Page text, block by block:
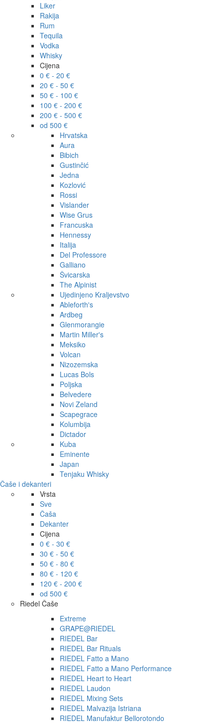
Liker
Rakija
Rum
Tequila
Vodka
Whisky
Cijena
0 € - 20 €
20 € - 50 €
50 € - 100 €
100 € - 200 €
200 € - 500 €
od 500 €
Hrvatska
Aura
Bibich
Gustinčić
Jedna
Kozlović
Rossi
Vislander
Wise Grus
Francuska
Hennessy
Italija
Del Professore
Galliano
Švicarska
The Alpinist
Ujedinjeno Kraljevstvo
Ableforth's
Ardbeg
Glenmorangie
Martin Miller's
Meksiko
Volcan
Nizozemska
Lucas Bols
Poljska
Belvedere
Novi Zeland
Scapegrace
Kolumbija
Dictador
Kuba
Eminente
Japan
Tenjaku Whisky
Čaše i dekanteri
Vrsta
Sve
Čaša
Dekanter
Cijena
0 € - 30 €
30 € - 50 €
50 € - 80 €
80 € - 120 €
120 € - 200 €
od 500 €
Riedel Čaše
Extreme
GRAPE@RIEDEL
RIEDEL Bar
RIEDEL Bar Rituals
RIEDEL Fatto a Mano
RIEDEL Fatto a Mano Performance
RIEDEL Heart to Heart
RIEDEL Laudon
RIEDEL Mixing Sets
RIEDEL Malvazija Istriana
RIEDEL Manufaktur Bellorotondo